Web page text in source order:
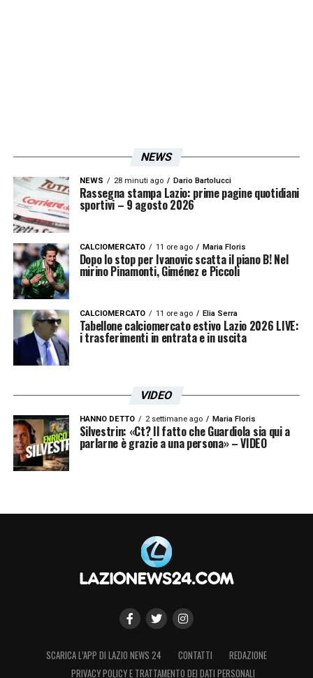
NEWS
NEWS 28 minuti ago Dario Bartolucci
Rassegna stampa Lazio: prime pagine quotidiani
sportivi – 9 agosto 2026
CALCIOMERCATO 11 ore ago Maria Floris
Dopo lo stop per Ivanovic scatta il piano B! Nel
mirino Pinamonti, Giménez e Piccoli
CALCIOMERCATO 11 ore ago Elia Serra
Tabellone calciomercato estivo Lazio 2026 LIVE:
i trasferimenti in entrata e in uscita
VIDEO
HANNO DETTO 2 settimane ago Maria Floris
Silvestrin: «Ct? Il fatto che Guardiola sia qui a
parlarne è grazie a una persona» – VIDEO
SCARICA L’APP DI LAZIO NEWS 24 CONTATTI
REDAZIONE
PRIVACY POLICY E TRATTAMENTO DEI DATI PERSONALI